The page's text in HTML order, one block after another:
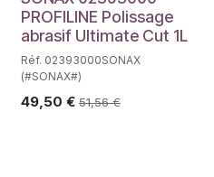
PROFILINE Polissage
abrasif Ultimate Cut 1L
Réf. 02393000SONAX
(#SONAX#)
49,50 € 51,56€